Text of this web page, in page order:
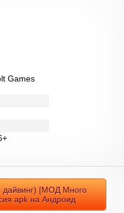
Games
дайвинг) [МОД Много
apk на Андроид